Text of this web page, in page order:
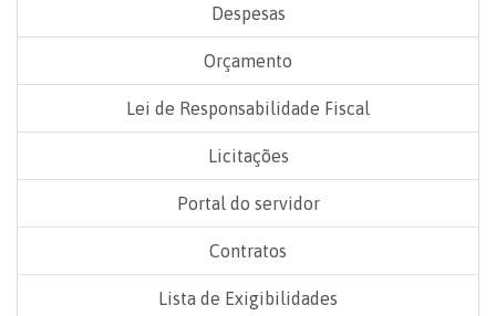
Despesas
Orçamento
Lei de Responsabilidade Fiscal
Licitações
Portal do servidor
Contratos
Lista de Exigibilidades